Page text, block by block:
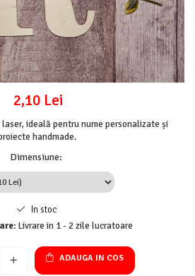
2,10 Lei
ideală pentru nume personalizate și
handmade.
Dimensiune:
In stoc
Livrare in 1 - 2 zile lucratoare
ADAUGA IN COS